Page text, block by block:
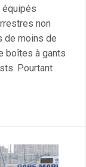
non
de moins de
boîtes à gants
Pourtant